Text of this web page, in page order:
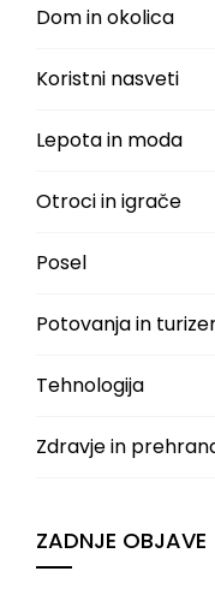
Dom in okolica
Koristni nasveti
Lepota in moda
Otroci in igrače
Posel
Potovanja in
Tehnologija
Zdravje in
ZADNJE OBJAVE